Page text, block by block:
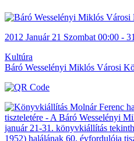
2012 Január 21 Szombat 00:00 -
Kultúra
Báró Wesselényi Miklós Városi